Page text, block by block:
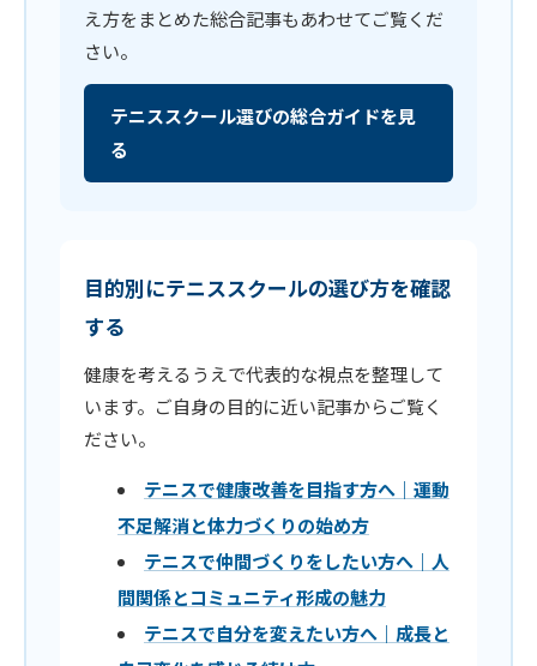
え方をまとめた総合記事もあわせてご覧くだ
さい。
テニススクール選びの総合ガイドを見
る
目的別にテニススクールの選び方を確認
する
健康を考えるうえで代表的な視点を整理して
います。ご自身の目的に近い記事からご覧く
ださい。
テニスで健康改善を目指す方へ｜運動
不足解消と体力づくりの始め方
テニスで仲間づくりをしたい方へ｜人
間関係とコミュニティ形成の魅力
テニスで自分を変えたい方へ｜成長と